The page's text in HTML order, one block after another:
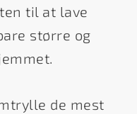
til at lave
større og
de mest